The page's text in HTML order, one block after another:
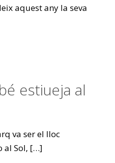
aquest any la seva
estiueja al
va ser el lloc
al Sol, […]